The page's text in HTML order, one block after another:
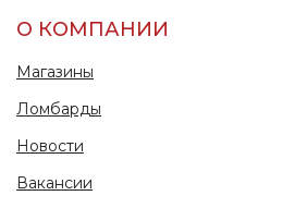
О КОМПАНИИ
Магазины
Ломбарды
Новости
Вакансии